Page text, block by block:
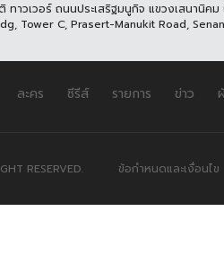
ทาวเวอร์ ถนนประเสริฐมนูกิจ แขวงเสนานิค
Tower C, Prasert-Manukit Road,
ละคร ซีรีส์ รายการ ข่าว
RESERVED. ข้อกำหนดและเงื่อนไข